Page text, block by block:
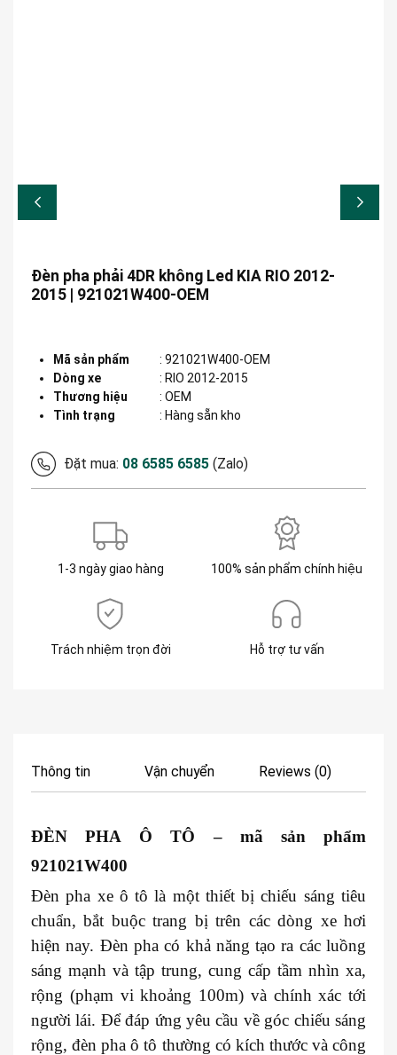
Đèn pha phải 4DR không Led KIA RIO 2012-
2015 | 921021W400-OEM
Mã sản phẩm : 921021W400-OEM
Dòng xe
: RIO 2012-2015
Thương hiệu
: OEM
Tình trạng
: Hàng sẵn kho
Đặt mua: 08 6585 6585 (Zalo)
1-3 ngày giao hàng 100% sản phẩm chính hiệu
Trách nhiệm trọn đời Hỗ trợ tư vấn
Thông tin Vận chuyển Reviews (0)
ĐÈN PHA Ô TÔ– mã sản phẩm
921021W400
Đèn pha xe ô tô là một thiết bị chiếu sáng tiêu
chuẩn, bắt buộc trang bị trên các dòng xe hơi
hiện nay. Đèn pha có khả năng tạo ra các luồng
sáng mạnh và tập trung, cung cấp tầm nhìn xa,
rộng (phạm vi khoảng 100m) và chính xác tới
người lái. Để đáp ứng yêu cầu về góc chiếu sáng
rộng, đèn pha ô tô thường có kích thước và công